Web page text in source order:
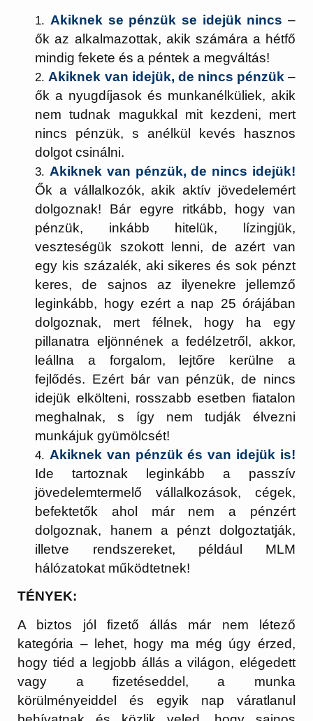
Akiknek se pénzük se idejük nincs –
ők az alkalmazottak, akik számára a hétfő
mindig fekete és a péntek a megváltás!
Akiknek van idejük, de nincs pénzük –
ők a nyugdíjasok és munkanélküliek, akik
nem tudnak magukkal mit kezdeni, mert
nincs pénzük, s anélkül kevés hasznos
dolgot csinálni.
Akiknek van pénzük, de nincs idejük!
Ők a vállalkozók, akik aktív jövedelemért
dolgoznak! Bár egyre ritkább, hogy van
pénzük, inkább hitelük, lízingjük,
veszteségük szokott lenni, de azért van
egy kis százalék, aki sikeres és sok pénzt
keres, de sajnos az ilyenekre jellemző
leginkább, hogy ezért a nap 25 órájában
dolgoznak, mert félnek, hogy ha egy
pillanatra eljönnének a fedélzetről, akkor,
leállna a forgalom, lejtőre kerülne a
fejlődés. Ezért bár van pénzük, de nincs
idejük elkölteni, rosszabb esetben fiatalon
meghalnak, s így nem tudják élvezni
munkájuk gyümölcsét!
Akiknek van pénzük és van idejük is!
Ide tartoznak leginkább a passzív
jövedelemtermelő vállalkozások, cégek,
befektetők ahol már nem a pénzért
dolgoznak, hanem a pénzt dolgoztatják,
illetve rendszereket, például MLM
hálózatokat működtetnek!
TÉNYEK:
A biztos jól fizető állás már nem létező
kategória – lehet, hogy ma még úgy érzed,
hogy tiéd a legjobb állás a világon, elégedett
vagy a fizetéseddel, a munka
körülményeiddel és egyik nap váratlanul